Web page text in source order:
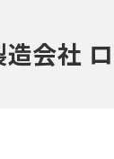
造会社